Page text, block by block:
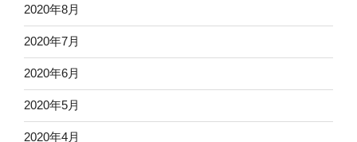
2020年8月
2020年7月
2020年6月
2020年5月
2020年4月